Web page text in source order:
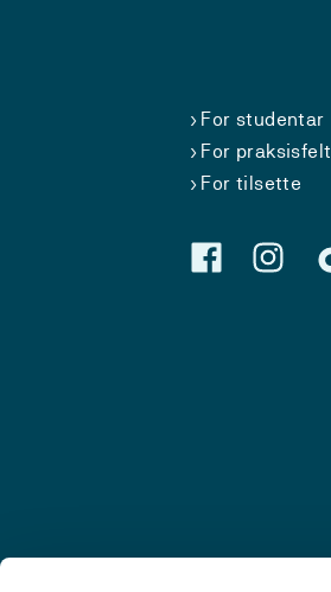
For studentar
For
For tilsette